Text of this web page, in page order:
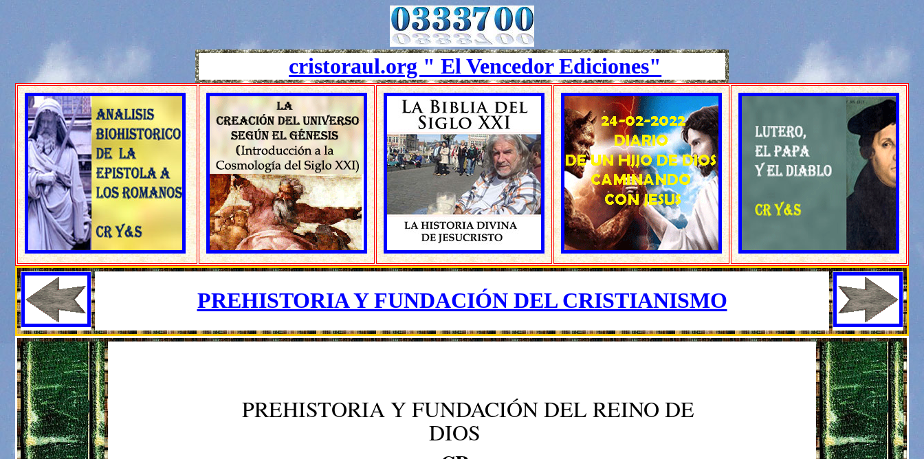
cristoraul.org " El Vencedor Ediciones"
PREHISTORIA Y FUNDACIÓN DEL CRISTIANISMO
PREHISTORIA Y FUNDACIÓN DEL REINO DE
DIOS